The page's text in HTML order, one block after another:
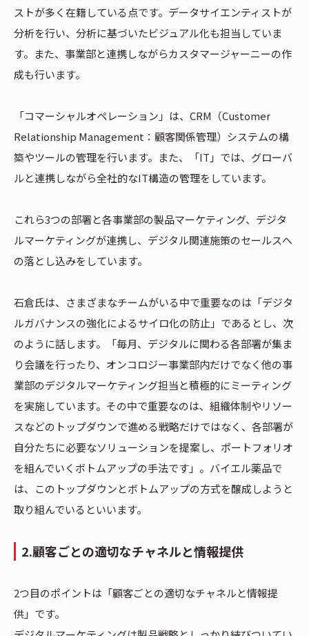
ストが多く在籍している点です。データサイエンティストが
分析を行い、分析に基づいたビジュアル化も担当していま
す。また、事業部と連携しながらカスタマージャーニーの作
成も行います。
「コマーシャルオペレーション」は、CRM（Customer
Relationship Management：顧客関係管理）システムの構
築やツールの管理を行います。また、「IT」では、グローバ
ルと連携しながら全社的なIT構造の管理をしています。
これら3つの部署と各事業部の製品マーケティング、デジタ
ルマーケティングが連携し、デジタル関連施策のセールスへ
の落とし込みをしています。
石倉氏は、さまざまなチームがいる中で重要なのは「デジタ
ルガバナンスの強化によるサイロ化の防止」であるとし、次
のように話します。「毎月、デジタルに関わる各部署が集ま
り会議を行ったり、オンコロジー事業部内だけでなく他の事
業部のデジタルマーケティング担当と積極的にミーティング
を実施しています。その中で重要なのは、組織体制やリソー
スなどのトップダウンで進める戦略だけではなく、各部署が
自分たちに必要なソリューションを提案し、ポートフォリオ
を組んでいくボトムアップの手法です」。バイエル薬品で
は、このトップダウンとボトムアップの方式を醸成しようと
取り組んでいるといいます。
2.顧客ごとの適切なチャネルと情報提供
2つ目のポイントは「顧客ごとの適切なチャネルと情報提
供」です。